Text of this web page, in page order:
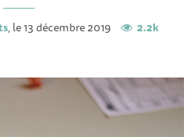
, le 13 décembre 2019 2.2k